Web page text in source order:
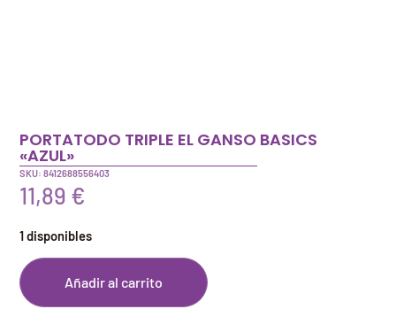
PORTATODO TRIPLE EL GANSO BASICS
«AZUL»
SKU: 8412688556403
11,89 €
1 disponibles
Añadir al carrito